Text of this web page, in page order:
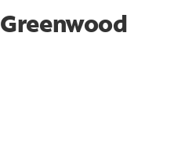
Greenwood